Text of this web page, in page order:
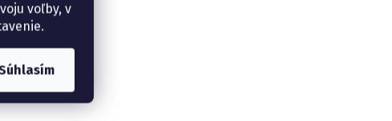
voľby, v
Súhlasím